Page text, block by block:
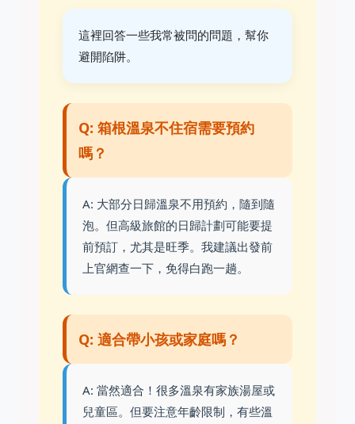
這裡回答一些我常被問的問題，幫你
避開陷阱。
Q: 箱根溫泉不住宿需要預約
嗎？
A: 大部分日歸溫泉不用預約，隨到隨
泡。但高級旅館的日歸計劃可能要提
前預訂，尤其是旺季。我建議出發前
上官網查一下，免得白跑一趟。
Q: 適合帶小孩或家庭嗎？
A: 當然適合！很多溫泉有家族湯屋或
兒童區。但要注意年齡限制，有些溫